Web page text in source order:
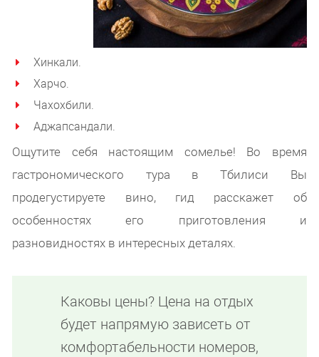
Хинкали.
Харчо.
Чахохбили.
Аджапсандали.
Ощутите себя настоящим сомелье! Во время
гастрономического тура в Тбилиси Вы
продегустируете вино, гид расскажет об
особенностях его приготовления и
разновидностях в интересных деталях.
Каковы цены? Цена на отдых
будет напрямую зависеть от
комфортабельности номеров,